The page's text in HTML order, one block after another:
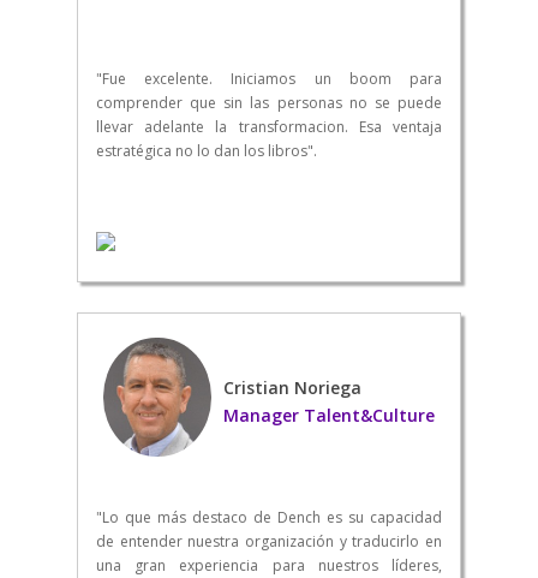
"Fue excelente. Iniciamos un boom para
comprender que sin las personas no se puede
llevar adelante la transformacion. Esa ventaja
estratégica no lo dan los libros".
Cristian Noriega
Manager Talent&Culture
"Lo que más destaco de Dench es su capacidad
de entender nuestra organización y traducirlo en
una gran experiencia para nuestros líderes,